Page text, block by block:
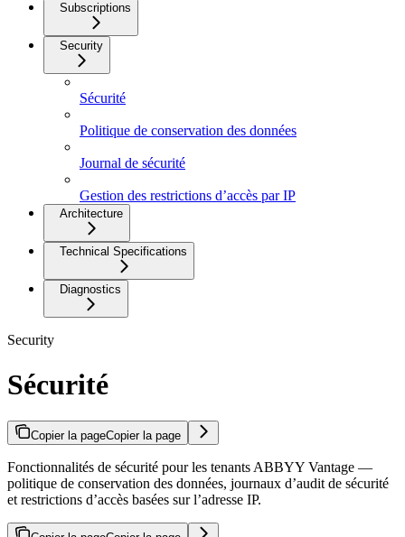
Subscriptions
Security
Sécurité
Politique de conservation des données
Journal de sécurité
Gestion des restrictions d’accès par IP
Architecture
Technical Specifications
Diagnostics
Security
Sécurité
Copier la pageCopier la page
Fonctionnalités de sécurité pour les tenants ABBYY Vantage —
politique de conservation des données, journaux d’audit de sécurité
et restrictions d’accès basées sur l’adresse IP.